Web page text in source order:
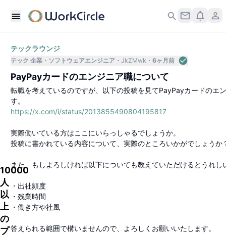
10000
人
以
上
の
プ
テックラウンジ
テック 企業 ソフトウェアエンジニア JkZMwk 6ヶ月前
PayPayカードのエンジニア職について
転職を考えているのですが、以下の投稿を見てPayPayカードのエ
す。
https://x.com/i/status/2013855490804195817
実際働いている方はここにいらっしゃるでしょうか。
投稿に書かれている内容について、実際のところいかがでしょうか
また、もしよろしければ以下についても教えていただけるとうれし
・出社頻度
・残業時間
・働き方や社風
答えられる範囲で構いませんので、よろしくお願いいたします。